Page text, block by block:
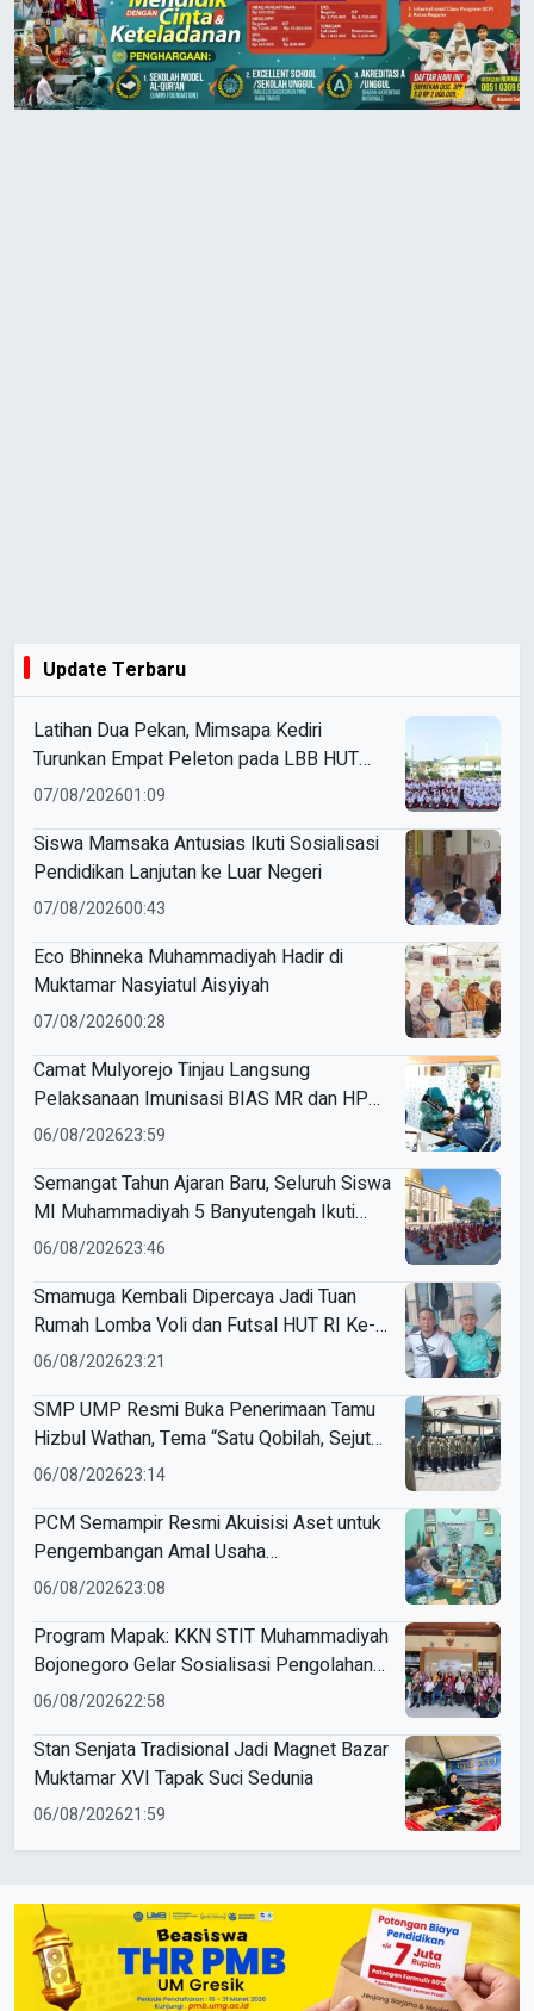
Update Terbaru
Latihan Dua Pekan, Mimsapa Kediri
Turunkan Empat Peleton pada LBB HUT
Ke-81 RI Kecamatan Pare
07/08/202601:09
Siswa Mamsaka Antusias Ikuti Sosialisasi
Pendidikan Lanjutan ke Luar Negeri
07/08/202600:43
Eco Bhinneka Muhammadiyah Hadir di
Muktamar Nasyiatul Aisyiyah
07/08/202600:28
Camat Mulyorejo Tinjau Langsung
Pelaksanaan Imunisasi BIAS MR dan HPV
di SD Muhammadiyah 18 Surabaya
06/08/202623:59
Semangat Tahun Ajaran Baru, Seluruh Siswa
MI Muhammadiyah 5 Banyutengah Ikuti
Latihan Tapak Suci Perdana
06/08/202623:46
Smamuga Kembali Dipercaya Jadi Tuan
Rumah Lomba Voli dan Futsal HUT RI Ke-
81 Kecamatan Tulangan
06/08/202623:21
SMP UMP Resmi Buka Penerimaan Tamu
Hizbul Wathan, Tema “Satu Qobilah, Sejuta
Cerita” Curi Perhatian
06/08/202623:14
PCM Semampir Resmi Akuisisi Aset untuk
Pengembangan Amal Usaha
Muhammadiyah
06/08/202623:08
Program Mapak: KKN STIT Muhammadiyah
Bojonegoro Gelar Sosialisasi Pengolahan
Sampah
06/08/202622:58
Stan Senjata Tradisional Jadi Magnet Bazar
Muktamar XVI Tapak Suci Sedunia
06/08/202621:59